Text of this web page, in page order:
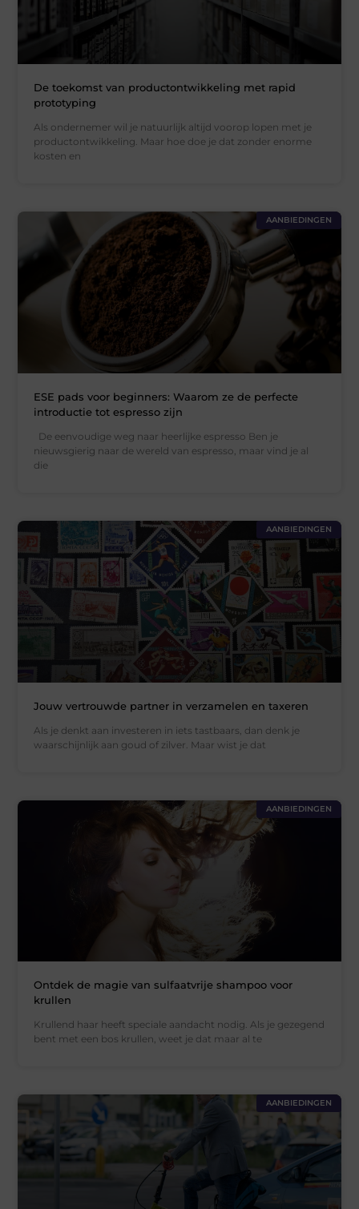
De toekomst van productontwikkeling met rapid
prototyping
Als ondernemer wil je natuurlijk altijd voorop lopen met je
productontwikkeling. Maar hoe doe je dat zonder enorme
kosten en
AANBIEDINGEN
ESE pads voor beginners: Waarom ze de perfecte
introductie tot espresso zijn
De eenvoudige weg naar heerlijke espresso Ben je
nieuwsgierig naar de wereld van espresso, maar vind je al
die
AANBIEDINGEN
Jouw vertrouwde partner in verzamelen en taxeren
Als je denkt aan investeren in iets tastbaars, dan denk je
waarschijnlijk aan goud of zilver. Maar wist je dat
AANBIEDINGEN
Ontdek de magie van sulfaatvrije shampoo voor
krullen
Krullend haar heeft speciale aandacht nodig. Als je gezegend
bent met een bos krullen, weet je dat maar al te
AANBIEDINGEN